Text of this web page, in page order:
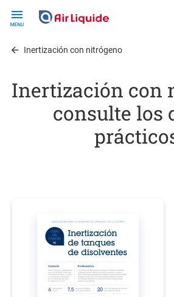
contentInertización con nitrógeno
Inertización con
consulte los